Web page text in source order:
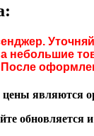
небольшие
являются
обновляется